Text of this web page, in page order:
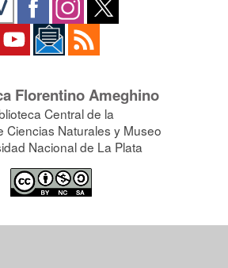
Florentino Ameghino
Central de la
Ciencias Naturales y Museo
Nacional de La Plata